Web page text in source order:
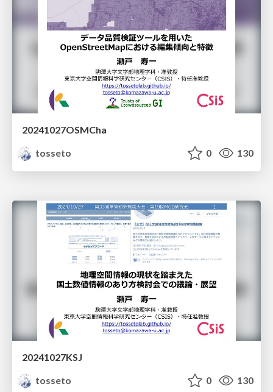
20241027OSMCha
tosseto
0 130
20241027KSJ
tosseto
0 130